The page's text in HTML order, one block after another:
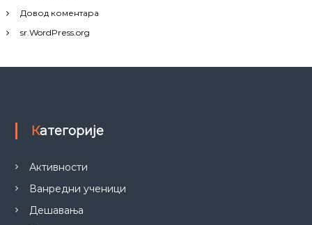
Довод коментара
sr.WordPress.org
Категорије
Активности
Ванредни ученици
Дешавања